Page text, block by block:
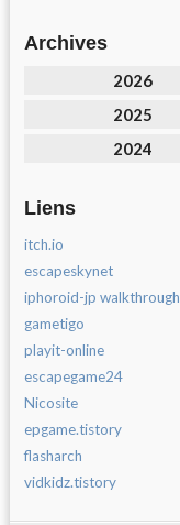
Archives
2026
2025
2024
Liens
itch.io
escapeskynet
iphoroid-jp walkthrough
gametigo
playit-online
escapegame24
Nicosite
epgame.tistory
flasharch
vidkidz.tistory